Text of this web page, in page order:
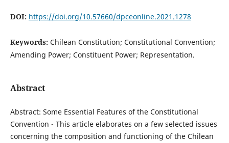
DOI: https://doi.org/10.57660/dpceonline.2021.1278
Keywords: Chilean Constitution; Constitutional Convention;
Amending Power; Constituent Power; Representation.
Abstract
Abstract: Some Essential Features of the Constitutional
Convention - This article elaborates on a few selected issues
concerning the composition and functioning of the Chilean